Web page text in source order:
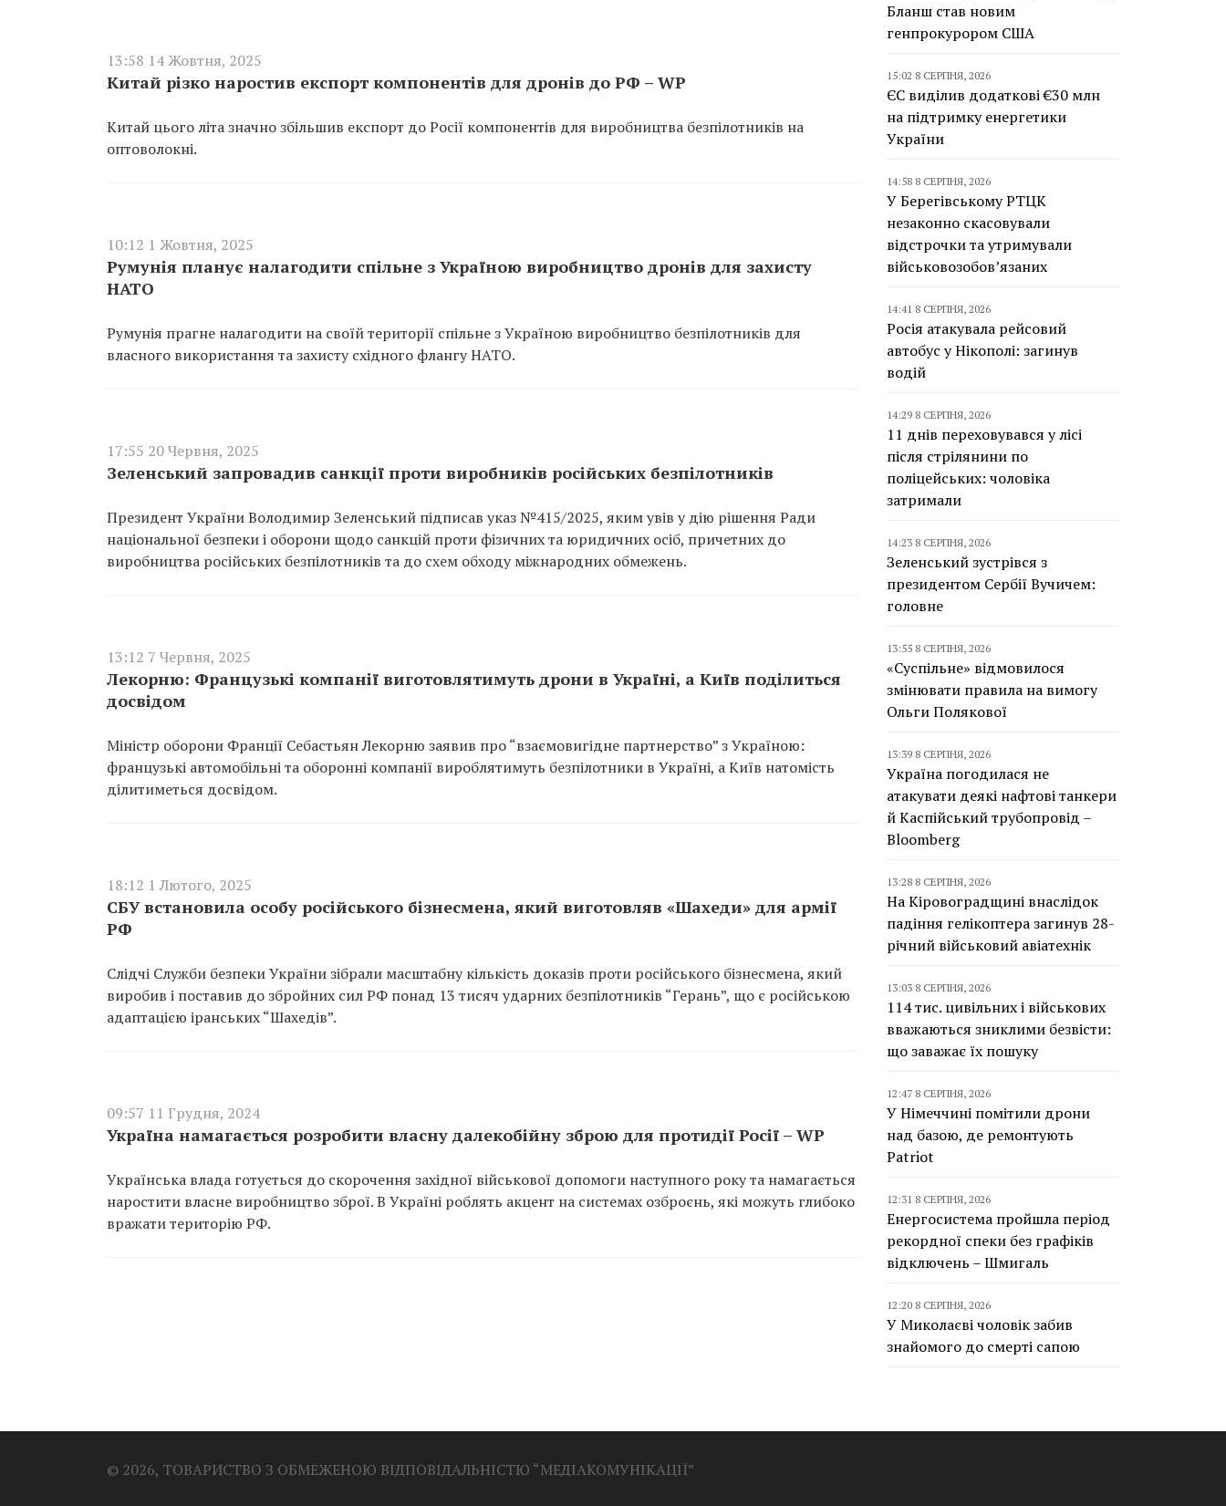
13:58 14 Жовтня, 2025
Китай різко наростив експорт компонентів для дронів до РФ – WP
Китай цього літа значно збільшив експорт до Росії компонентів для виробництва безпілотників на
оптоволокні.
10:12 1 Жовтня, 2025
Румунія планує налагодити спільне з Україною виробництво дронів для захисту
НАТО
Румунія прагне налагодити на своїй території спільне з Україною виробництво безпілотників для
власного використання та захисту східного флангу НАТО.
17:55 20 Червня, 2025
Зеленський запровадив санкції проти виробників російських безпілотників
Президент України Володимир Зеленський підписав указ №415/2025, яким увів у дію рішення Ради
національної безпеки і оборони щодо санкцій проти фізичних та юридичних осіб, причетних до
виробництва російських безпілотників та до схем обходу міжнародних обмежень.
13:12 7 Червня, 2025
Лекорню: Французькі компанії виготовлятимуть дрони в Україні, а Київ поділиться
досвідом
Міністр оборони Франції Себастьян Лекорню заявив про “взаємовигідне партнерство” з Україною:
французькі автомобільні та оборонні компанії вироблятимуть безпілотники в Україні, а Київ натомість
ділитиметься досвідом.
18:12 1 Лютого, 2025
СБУ встановила особу російського бізнесмена, який виготовляв «Шахеди» для армії
РФ
Слідчі Служби безпеки України зібрали масштабну кількість доказів проти російського бізнесмена, який
виробив і поставив до збройних сил РФ понад 13 тисяч ударних безпілотників “Герань”, що є російською
адаптацією іранських “Шахедів”.
09:57 11 Грудня, 2024
Україна намагається розробити власну далекобійну зброю для протидії Росії – WP
Українська влада готується до скорочення західної військової допомоги наступного року та намагається
наростити власне виробництво зброї. В Україні роблять акцент на системах озброєнь, які можуть глибоко
вражати територію РФ.
Бланш став новим
генпрокурором США
15:02 8 СЕРПНЯ, 2026
ЄС виділив додаткові €30 млн
на підтримку енергетики
України
14:58 8 СЕРПНЯ, 2026
У Берегівському РТЦК
незаконно скасовували
відстрочки та утримували
військовозобов’язаних
14:41 8 СЕРПНЯ, 2026
Росія атакувала рейсовий
автобус у Нікополі: загинув
водій
14:29 8 СЕРПНЯ, 2026
11 днів переховувався у лісі
після стрілянини по
поліцейських: чоловіка
затримали
14:23 8 СЕРПНЯ, 2026
Зеленський зустрівся з
президентом Сербії Вучичем:
головне
13:55 8 СЕРПНЯ, 2026
«Суспільне» відмовилося
змінювати правила на вимогу
Ольги Полякової
13:39 8 СЕРПНЯ, 2026
Україна погодилася не
атакувати деякі нафтові танкери
й Каспійський трубопровід –
Bloomberg
13:28 8 СЕРПНЯ, 2026
На Кіровоградщині внаслідок
падіння гелікоптера загинув 28-
річний військовий авіатехнік
13:03 8 СЕРПНЯ, 2026
114 тис. цивільних і військових
вважаються зниклими безвісти:
що заважає їх пошуку
12:47 8 СЕРПНЯ, 2026
У Німеччині помітили дрони
над базою, де ремонтують
Patriot
12:31 8 СЕРПНЯ, 2026
Енергосистема пройшла період
рекордної спеки без графіків
відключень – Шмигаль
12:20 8 СЕРПНЯ, 2026
У Миколаєві чоловік забив
знайомого до смерті сапою
© 2026, ТОВАРИСТВО З ОБМЕЖЕНОЮ ВІДПОВІДАЛЬНІСТЮ “МЕДІАКОМУНІКАЦІЇ”